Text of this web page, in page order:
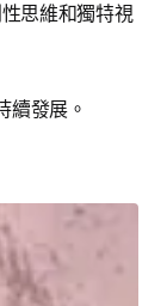
思維和獨特視
續發展。